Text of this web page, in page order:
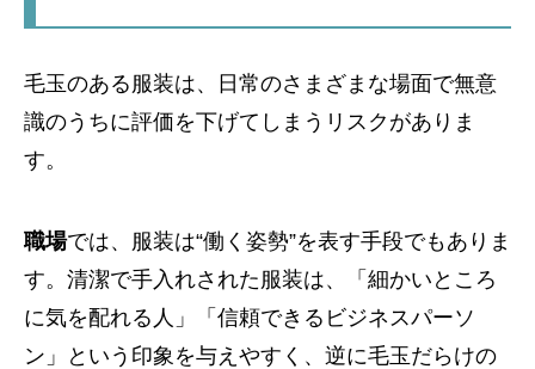
毛玉のある服装は、日常のさまざまな場面で無意
識のうちに評価を下げてしまうリスクがありま
す。
職場では、服装は“働く姿勢”を表す手段でもありま
す。清潔で手入れされた服装は、「細かいところ
に気を配れる人」「信頼できるビジネスパーソ
ン」という印象を与えやすく、逆に毛玉だらけの